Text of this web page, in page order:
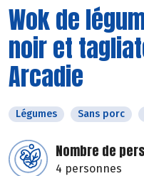
Wok de
noir et
Arcadie
Légumes Sans porc
Nombre de
4 personnes